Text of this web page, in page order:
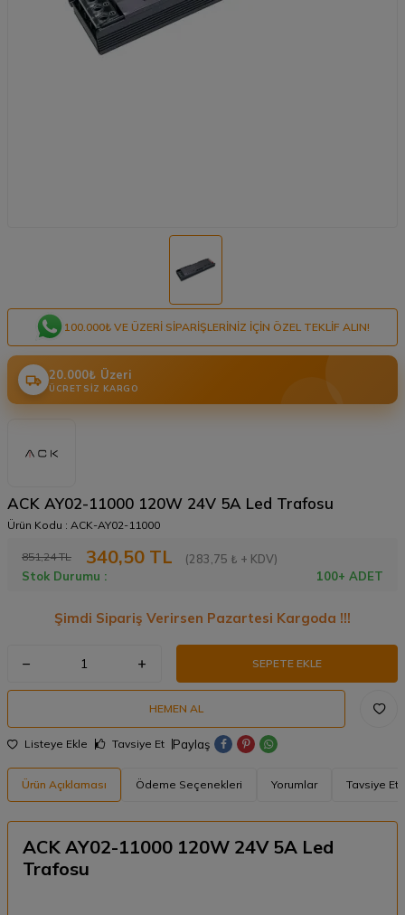
100.000₺ VE ÜZERI SIPARIŞLERINIZ IÇIN ÖZEL TEKLIF ALIN!
20.000₺ Üzeri
ÜCRETSIZ KARGO
ACK AY02-11000 120W 24V 5A Led Trafosu
Ürün Kodu : ACK-AY02-11000
851,24TL 340,50 TL
(283,75 ₺ + KDV)
Stok Durumu :
100+ ADET
Şimdi Sipariş Verirsen Pazartesi Kargoda !!!
SEPETE EKLE
HEMEN AL
Listeye Ekle Tavsiye Et Paylaş
Ürün Açıklaması Ödeme Seçenekleri Yorumlar Tavsiye Et
ACK AY02-11000 120W 24V 5A Led
Trafosu